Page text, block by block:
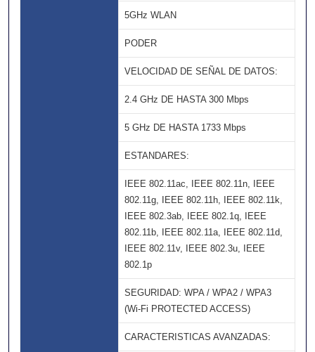
5GHz WLAN
PODER
VELOCIDAD DE SEÑAL DE DATOS:
2.4 GHz DE HASTA 300 Mbps
5 GHz DE HASTA 1733 Mbps
ESTANDARES:
IEEE 802.11ac, IEEE 802.11n, IEEE
802.11g, IEEE 802.11h, IEEE 802.11k,
IEEE 802.3ab, IEEE 802.1q, IEEE
802.11b, IEEE 802.11a, IEEE 802.11d,
IEEE 802.11v, IEEE 802.3u, IEEE
802.1p
SEGURIDAD: WPA / WPA2 / WPA3
(Wi-Fi PROTECTED ACCESS)
CARACTERISTICAS AVANZADAS: